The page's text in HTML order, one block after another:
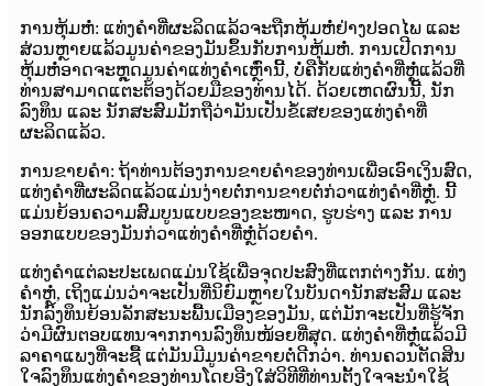
ການຫຸ້ມຫໍ່: ແທ່ງຄຳທີ່ຜະລິດແລ້ວຈະຖືກຫຸ້ມຫໍ່ຢ່າງປອດໄພ ແລະ
ສ່ວນຫຼາຍແລ້ວມູນຄ່າຂອງມັນຂຶ້ນກັບການຫຸ້ມຫໍ່. ການເປີດການ
ຫຸ້ມຫໍ່ອາດຈະຫຼຸດມູນຄ່າແທ່ງຄຳເຫຼົ່ານີ້, ບໍ່ຄືກັບແທ່ງຄຳທີ່ຫຼໍ່ແລ້ວທີ່
ທ່ານສາມາດແຕະຕ້ອງດ້ວຍມືຂອງທ່ານໄດ້. ດ້ວຍເຫດຜົນນີ້, ນັກ
ລົງທຶນ ແລະ ນັກສະສົມມັກຖືວ່າມັນເປັນຂໍ້ເສຍຂອງແທ່ງຄຳທີ່
ຜະລິດແລ້ວ.
ການຂາຍຄຳ: ຖ້າທ່ານຕ້ອງການຂາຍຄຳຂອງທ່ານເພື່ອເອົາເງິນສົດ,
ແທ່ງຄຳທີ່ຜະລິດແລ້ວແມ່ນງ່າຍຕໍ່ການຂາຍຕໍ່ກ່ວາແທ່ງຄຳທີ່ຫຼໍ່. ນີ້
ແມ່ນຍ້ອນຄວາມສົມບູນແບບຂອງຂະໜາດ, ຮູບຮ່າງ ແລະ ການ
ອອກແບບຂອງມັນກ່ວາແທ່ງຄຳທີ່ຫຼໍ່ດ້ວຍຄຳ.
ແທ່ງຄຳແຕ່ລະປະເພດແມ່ນໃຊ້ເພື່ອຈຸດປະສົງທີ່ແຕກຕ່າງກັນ. ແທ່ງ
ຄຳຫຼໍ່, ເຖິງແມ່ນວ່າຈະເປັນທີ່ນິຍົມຫຼາຍໃນບັນດານັກສະສົມ ແລະ
ນັກລົງທຶນຍ້ອນລັກສະນະພື້ນເມືອງຂອງມັນ, ແຕ່ມັກຈະເປັນທີ່ຮູ້ຈັກ
ວ່າມີຜົນຕອບແທນຈາກການລົງທຶນໜ້ອຍທີ່ສຸດ. ແທ່ງຄຳທີ່ຫຼໍ່ແລ້ວມີ
ລາຄາແພງທີ່ຈະຊື້ ແຕ່ມັນມີມູນຄ່າຂາຍຕໍ່ດີກວ່າ. ທ່ານຄວນຕັດສິນ
ໃຈລົງທຶນແທ່ງຄຳຂອງທ່ານໂດຍອີງໃສ່ວິທີທີ່ທ່ານຕັ້ງໃຈຈະນຳໃຊ້